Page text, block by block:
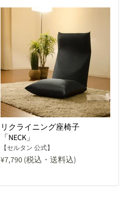
リクライニング座椅子
「NECK」
【セルタン 公式】
¥7,790(税込・送料込)